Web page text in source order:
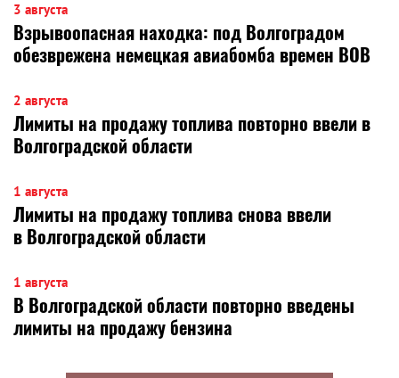
3 августа
Взрывоопасная находка: под Волгоградом
обезврежена немецкая авиабомба времен ВОВ
2 августа
Лимиты на продажу топлива повторно ввели в
Волгоградской области
1 августа
Лимиты на продажу топлива снова ввели
в Волгоградской области
1 августа
В Волгоградской области повторно введены
лимиты на продажу бензина